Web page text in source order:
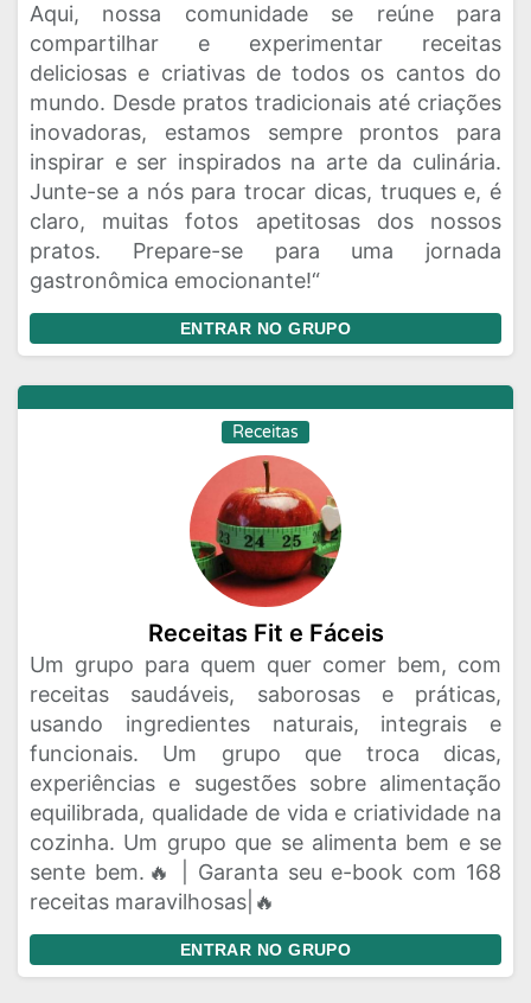
Aqui, nossa comunidade se reúne para
compartilhar e experimentar receitas
deliciosas e criativas de todos os cantos do
mundo. Desde pratos tradicionais até criações
inovadoras, estamos sempre prontos para
inspirar e ser inspirados na arte da culinária.
Junte-se a nós para trocar dicas, truques e, é
claro, muitas fotos apetitosas dos nossos
pratos. Prepare-se para uma jornada
gastronômica emocionante!“
ENTRAR NO GRUPO
Receitas
Receitas Fit e Fáceis
Um grupo para quem quer comer bem, com
receitas saudáveis, saborosas e práticas,
usando ingredientes naturais, integrais e
funcionais. Um grupo que troca dicas,
experiências e sugestões sobre alimentação
equilibrada, qualidade de vida e criatividade na
cozinha. Um grupo que se alimenta bem e se
sente bem.🔥 | Garanta seu e-book com 168
receitas maravilhosas|🔥
ENTRAR NO GRUPO